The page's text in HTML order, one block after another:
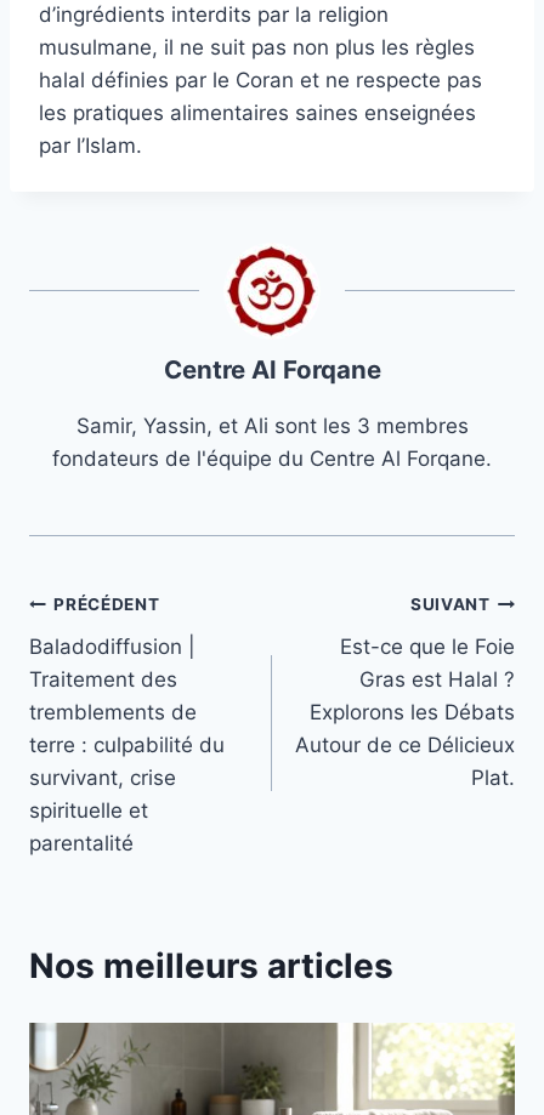
d’ingrédients interdits par la religion
musulmane, il ne suit pas non plus les règles
halal définies par le Coran et ne respecte pas
les pratiques alimentaires saines enseignées
par l’Islam.
Centre Al Forqane
Samir, Yassin, et Ali sont les 3 membres
fondateurs de l'équipe du Centre Al Forqane.
Navigation
de
l’article
PRÉCÉDENT
Baladodiffusion |
Traitement des
tremblements de
terre : culpabilité du
survivant, crise
spirituelle et
parentalité
SUIVANT
Est-ce que le Foie
Gras est Halal ?
Explorons les Débats
Autour de ce Délicieux
Plat.
Nos meilleurs articles